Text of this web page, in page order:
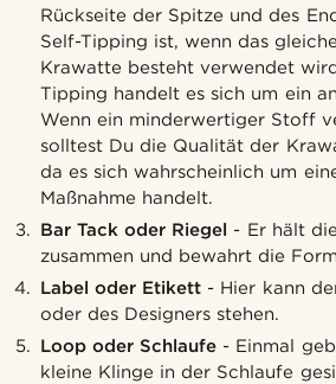
Rückseite der Spitze und des
Self-Tipping ist, wenn das
Krawatte besteht verwendet
Tipping handelt es sich um ein
Wenn ein minderwertiger Stoff
solltest Du die Qualität der
da es sich wahrscheinlich um
Maßnahme handelt.
Bar Tack oder Riegel - Er hält
zusammen und bewahrt die
Label oder Etikett - Hier kann
oder des Designers stehen.
Loop oder Schlaufe - Einmal
kleine Klinge in der Schlaufe